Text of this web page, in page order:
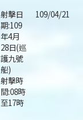
射擊日
期:109
年4月
28日(巡
護九號
船)
射擊時
間:08時
至17時
109/04/21